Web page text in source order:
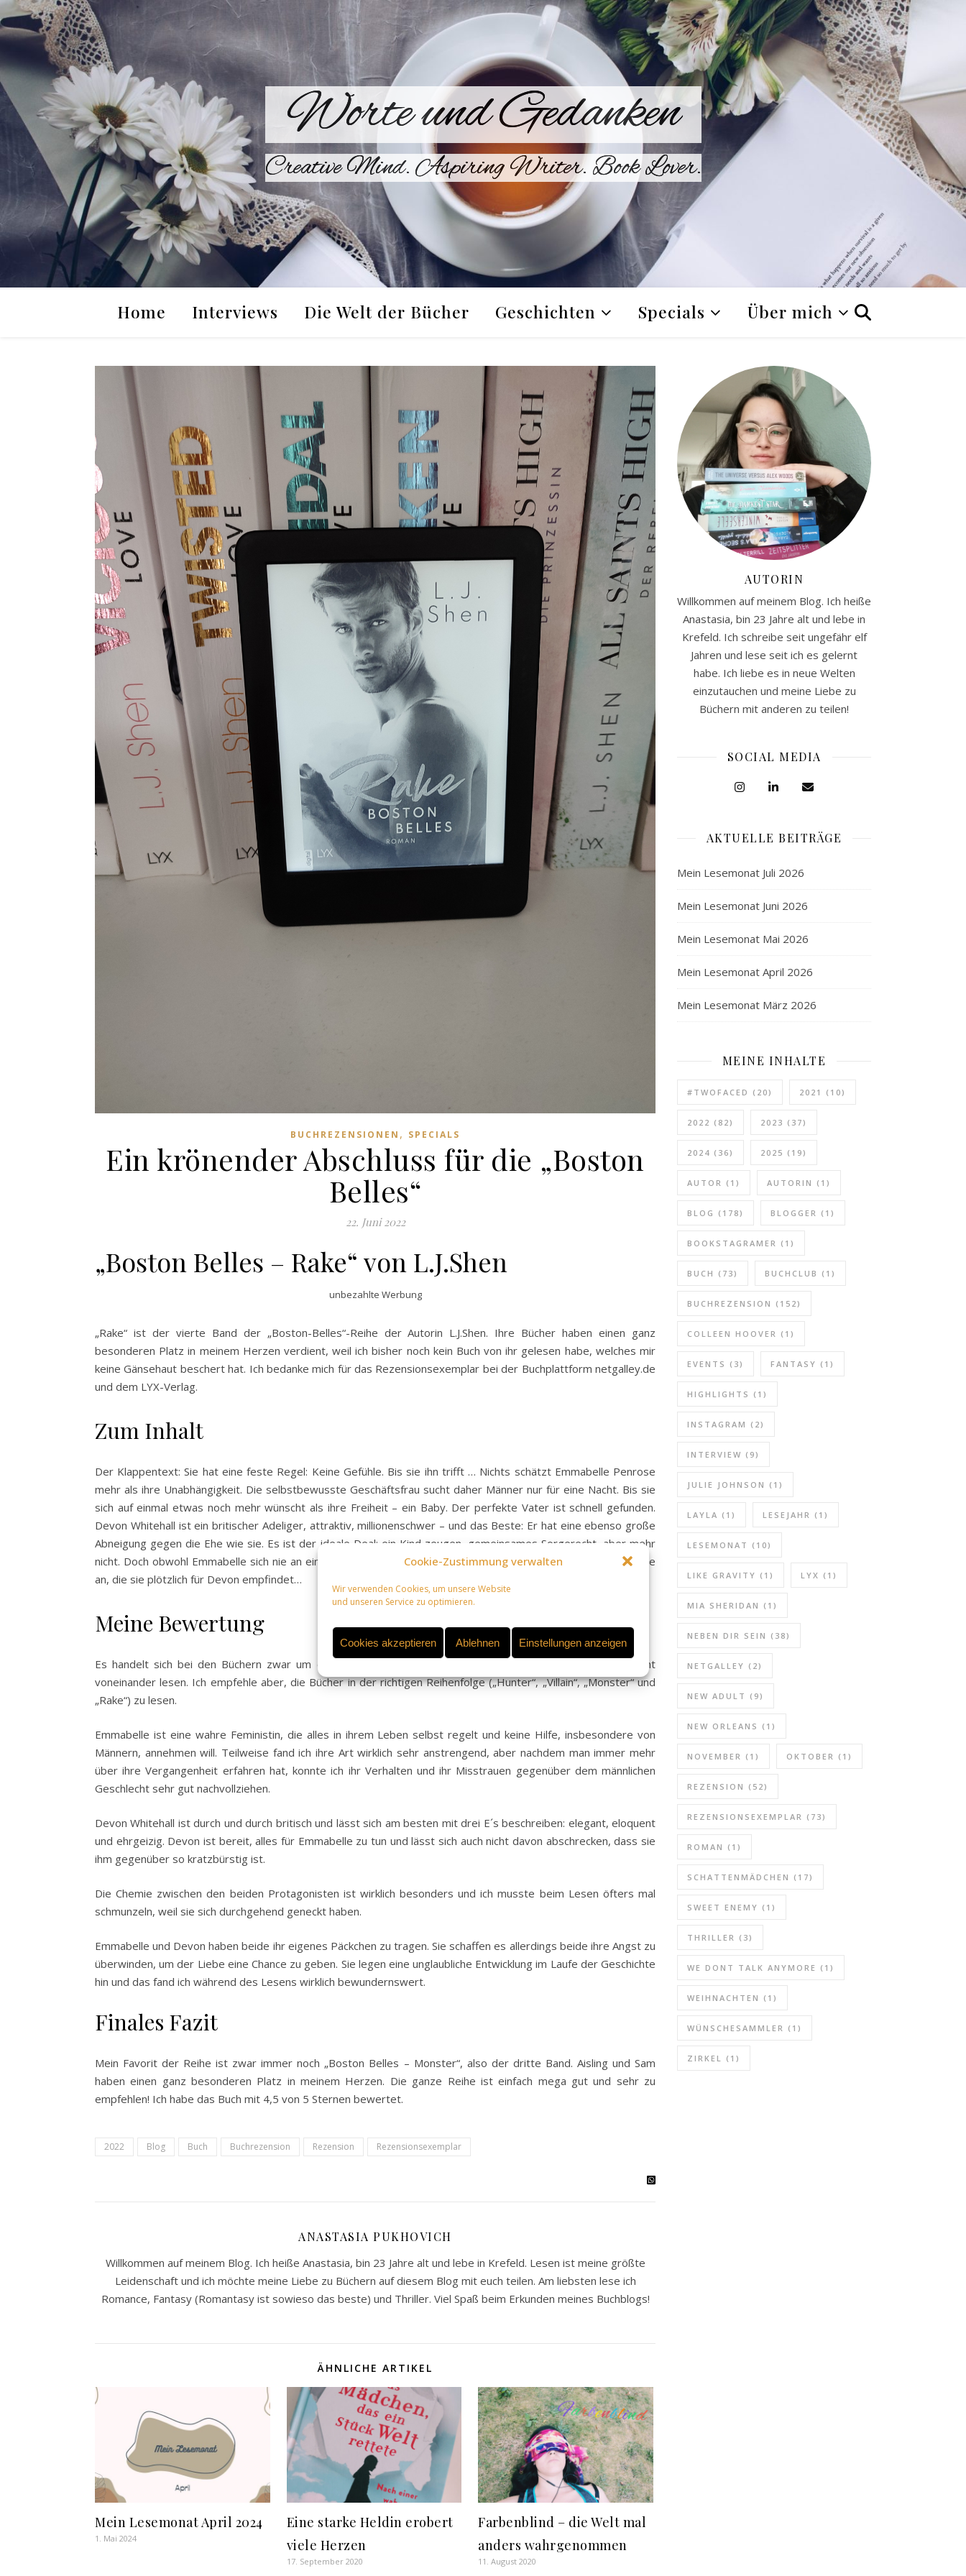
Cookie-Zustimmung verwalten
Wir verwenden Cookies, um unsere Website
und unseren Service zu optimieren.
Cookies akzeptieren Ablehnen Einstellungen anzeigen
Worte und Gedanken
Creative Mind. Aspiring Writer. Book Lover.
Home Interviews Die Welt der Bücher Geschichten Specials Über mich
BUCHREZENSIONEN , SPECIALS
Ein krönender Abschluss für die „Boston
Belles“
22. Juni 2022
„Boston Belles – Rake“ von L.J.Shen
unbezahlte Werbung
„Rake“ ist der vierte Band der „Boston-Belles“-Reihe der Autorin L.J.Shen. Ihre Bücher haben einen ganz
besonderen Platz in meinem Herzen verdient, weil ich bisher noch kein Buch von ihr gelesen habe, welches mir
keine Gänsehaut beschert hat. Ich bedanke mich für das Rezensionsexemplar bei der Buchplattform netgalley.de
und dem LYX-Verlag.
Zum Inhalt
Der Klappentext: Sie hat eine feste Regel: Keine Gefühle. Bis sie ihn trifft … Nichts schätzt Emmabelle Penrose
mehr als ihre Unabhängigkeit. Die selbstbewusste Geschäftsfrau sucht daher Männer nur für eine Nacht. Bis sie
sich auf einmal etwas noch mehr wünscht als ihre Freiheit – ein Baby. Der perfekte Vater ist schnell gefunden.
Devon Whitehall ist ein britischer Adeliger, attraktiv, millionenschwer – und das Beste: Er hat eine ebenso große
Abneigung gegen die Ehe wie sie. Es ist der ideale Deal: ein Kind zeugen, gemeinsames Sorgerecht, aber mehr
nicht. Doch obwohl Emmabelle sich nie an einen Mann binden wollte, kommt sie nicht gegen die starken Gefühle
an, die sie plötzlich für Devon empfindet…
Meine Bewertung
Es handelt sich bei den Büchern zwar um eine Buchreihe, allerdings kann man die Bände durchaus getrennt
voneinander lesen. Ich empfehle aber, die Bücher in der richtigen Reihenfolge („Hunter“, „Villain“, „Monster“ und
„Rake“) zu lesen.
Emmabelle ist eine wahre Feministin, die alles in ihrem Leben selbst regelt und keine Hilfe, insbesondere von
Männern, annehmen will. Teilweise fand ich ihre Art wirklich sehr anstrengend, aber nachdem man immer mehr
über ihre Vergangenheit erfahren hat, konnte ich ihr Verhalten und ihr Misstrauen gegenüber dem männlichen
Geschlecht sehr gut nachvollziehen.
Devon Whitehall ist durch und durch britisch und lässt sich am besten mit drei E´s beschreiben: elegant, eloquent
und ehrgeizig. Devon ist bereit, alles für Emmabelle zu tun und lässt sich auch nicht davon abschrecken, dass sie
ihm gegenüber so kratzbürstig ist.
Die Chemie zwischen den beiden Protagonisten ist wirklich besonders und ich musste beim Lesen öfters mal
schmunzeln, weil sie sich durchgehend geneckt haben.
Emmabelle und Devon haben beide ihr eigenes Päckchen zu tragen. Sie schaffen es allerdings beide ihre Angst zu
überwinden, um der Liebe eine Chance zu geben. Sie legen eine unglaubliche Entwicklung im Laufe der Geschichte
hin und das fand ich während des Lesens wirklich bewundernswert.
Finales Fazit
Mein Favorit der Reihe ist zwar immer noch „Boston Belles – Monster“, also der dritte Band. Aisling und Sam
haben einen ganz besonderen Platz in meinem Herzen. Die ganze Reihe ist einfach mega gut und sehr zu
empfehlen! Ich habe das Buch mit 4,5 von 5 Sternen bewertet.
2022 Blog Buch Buchrezension Rezension Rezensionsexemplar
ANASTASIA PUKHOVICH
Willkommen auf meinem Blog. Ich heiße Anastasia, bin 23 Jahre alt und lebe in Krefeld. Lesen ist meine größte
Leidenschaft und ich möchte meine Liebe zu Büchern auf diesem Blog mit euch teilen. Am liebsten lese ich
Romance, Fantasy (Romantasy ist sowieso das beste) und Thriller. Viel Spaß beim Erkunden meines Buchblogs!
ÄHNLICHE ARTIKEL
Mein Lesemonat April 2024
1. Mai 2024
Eine starke Heldin erobert
viele Herzen
17. September 2020
Farbenblind – die Welt mal
anders wahrgenommen
11. August 2020
AUTORIN
Willkommen auf meinem Blog. Ich heiße
Anastasia, bin 23 Jahre alt und lebe in
Krefeld. Ich schreibe seit ungefähr elf
Jahren und lese seit ich es gelernt
habe. Ich liebe es in neue Welten
einzutauchen und meine Liebe zu
Büchern mit anderen zu teilen!
SOCIAL MEDIA
AKTUELLE BEITRÄGE
Mein Lesemonat Juli 2026
Mein Lesemonat Juni 2026
Mein Lesemonat Mai 2026
Mein Lesemonat April 2026
Mein Lesemonat März 2026
MEINE INHALTE
#TWOFACED (20) 2021 (10)
2022 (82) 2023 (37)
2024 (36) 2025 (19)
AUTOR (1) AUTORIN (1)
BLOG (178) BLOGGER (1)
BOOKSTAGRAMER (1)
BUCH (73) BUCHCLUB (1)
BUCHREZENSION (152)
COLLEEN HOOVER (1)
EVENTS (3) FANTASY (1)
HIGHLIGHTS (1)
INSTAGRAM (2)
INTERVIEW (9)
JULIE JOHNSON (1)
LAYLA (1) LESEJAHR (1)
LESEMONAT (10)
LIKE GRAVITY (1) LYX (1)
MIA SHERIDAN (1)
NEBEN DIR SEIN (38)
NETGALLEY (2)
NEW ADULT (9)
NEW ORLEANS (1)
NOVEMBER (1) OKTOBER (1)
REZENSION (52)
REZENSIONSEXEMPLAR (73)
ROMAN (1)
SCHATTENMÄDCHEN (17)
SWEET ENEMY (1)
THRILLER (3)
WE DONT TALK ANYMORE (1)
WEIHNACHTEN (1)
WÜNSCHESAMMLER (1)
ZIRKEL (1)